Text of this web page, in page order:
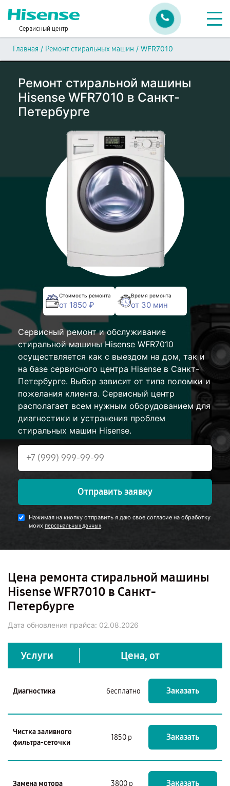
Сервисный центр
Главная / Ремонт стиральных машин / WFR7010
Ремонт стиральной машины
Hisense WFR7010 в Санкт-
Петербурге
Стоимость ремонта
от 1850 ₽
Время ремонта
от 30 мин
Сервисный ремонт и обслуживание
стиральной машины Hisense WFR7010
осуществляется как с выездом на дом, так и
на базе сервисного центра Hisense в Санкт-
Петербурге. Выбор зависит от типа поломки и
пожелания клиента. Сервисный центр
располагает всем нужным оборудованием для
диагностики и устранения проблем
стиральных машин Hisense.
Отправить заявку
Нажимая на кнопку отправить я даю свое согласие на обработку
моих персональных данных.
Цена ремонта стиральной машины
Hisense WFR7010 в Санкт-
Петербурге
Дата обновления прайса: 02.08.2026
Услуги Цена, от
Диагностика бесплатно Заказать
Чистка заливного
фильтра-сеточки
1850 р Заказать
Замена мотора 3800 р Заказать